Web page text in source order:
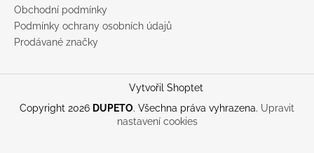
Obchodní podmínky
Podmínky ochrany osobních údajů
Prodávané značky
Vytvořil Shoptet
Copyright 2026 DUPETO. Všechna práva vyhrazena. Upravit
nastavení cookies